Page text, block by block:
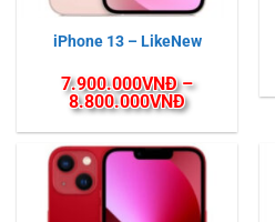
iPhone 13 – LikeNew
7.900.000VNĐ –
8.800.000VNĐKhoảng
giá:
từ
đến